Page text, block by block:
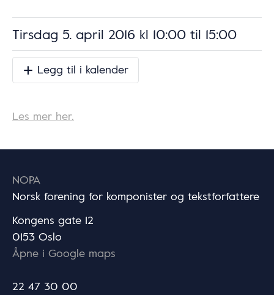
Tirsdag 5. april 2016 kl 10:00 til 15:00
Legg til i kalender
Les mer her.
NOPA
Norsk forening for komponister og tekstforfattere
Kongens gate 12
0153 Oslo
Åpne i Google maps
22 47 30 00